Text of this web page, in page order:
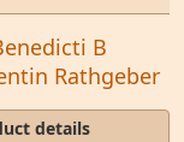
B
Rathgeber
details